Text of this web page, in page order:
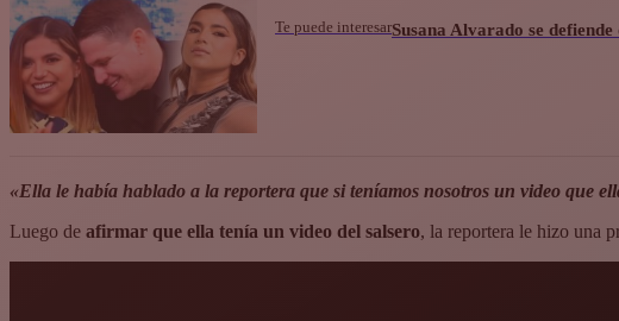
Te puede interesarSusana Alvarado se
«Ella le había hablado a la reportera que si teníamos nosotros un video que
Luego de afirmar que ella tenía un video del salsero, la reportera le hizo una